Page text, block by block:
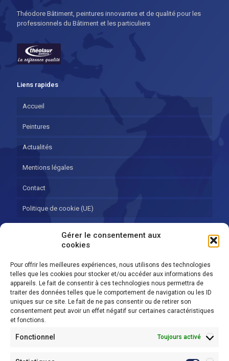
Gérer le consentement aux
cookies
Pour offrir les meilleures expériences, nous utilisons des technologies
telles que les cookies pour stocker et/ou accéder aux informations des
appareils. Le fait de consentir à ces technologies nous permettra de
traiter des données telles que le comportement de navigation ou les ID
uniques sur ce site. Le fait de ne pas consentir ou de retirer son
consentement peut avoir un effet négatif sur certaines caractéristiques
et fonctions.
Fonctionnel Toujours activé
Théodore Bâtiment, peintures innovantes et de qualité pour les
professionnels du Bâtiment et les particuliers
Liens rapides
Accueil
Peintures
Actualités
Mentions légales
Contact
Politique de cookie (UE)
59139 Noyelles Les Seclin
03 61 26 54 32
Service colorimétrie